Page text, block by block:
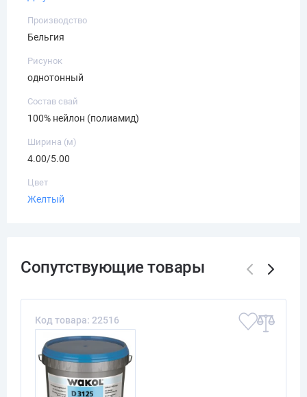
Производство
Бельгия
Рисунок
однотонный
Состав свай
100% нейлон (полиамид)
Ширина (м)
4.00/5.00
Цвет
Желтый
Код товара: 22516